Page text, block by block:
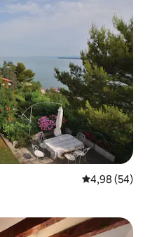
Średnia
4,98 (54)